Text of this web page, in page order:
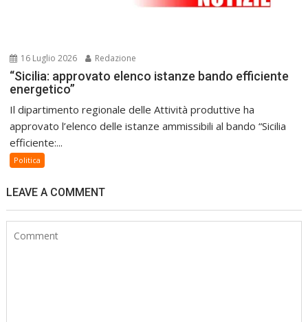
16 Luglio 2026 Redazione
“Sicilia: approvato elenco istanze bando efficiente
energetico”
Il dipartimento regionale delle Attività produttive ha
approvato l’elenco delle istanze ammissibili al bando “Sicilia
efficiente:...
Politica
LEAVE A COMMENT